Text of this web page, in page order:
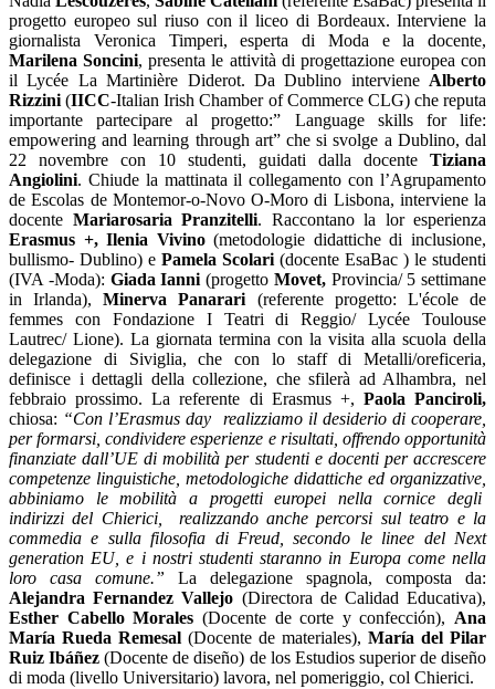
progetto europeo sul riuso con il liceo di Bordeaux. Interviene la
giornalista Veronica Timperi, esperta di Moda e la docente,
Marilena Soncini, presenta le attività di progettazione europea con
il Lycée La Martinière Diderot. Da Dublino interviene Alberto
Rizzini (IICC-Italian Irish Chamber of Commerce CLG) che reputa
importante partecipare al progetto:” Language skills for life:
empowering and learning through art” che si svolge a Dublino, dal
22 novembre con 10 studenti, guidati dalla docente Tiziana
Angiolini. Chiude la mattinata il collegamento con l’Agrupamento
de Escolas de Montemor-o-Novo O-Moro di Lisbona, interviene la
docente Mariarosaria Pranzitelli. Raccontano la lor esperienza
Erasmus +,Ilenia Vivino(metodologie didattiche di inclusione,
bullismo- Dublino) e Pamela Scolari (docente EsaBac ) le studenti
(IVA -Moda): Giada Ianni (progetto Movet, Provincia/ 5 settimane
in Irlanda),Minerva Panarari (referente progetto: L'école de
femmes con Fondazione I Teatri di Reggio/ Lycée Toulouse
Lautrec/ Lione). La giornata termina con la visita alla scuola della
delegazione di Siviglia, che con lo staff di Metalli/oreficeria,
definisce i dettagli della collezione, che sfilerà ad Alhambra, nel
febbraio prossimo. La referente di Erasmus +, Paola Panciroli,
chiosa: “Con l’Erasmus day realizziamo il desiderio di cooperare,
per formarsi, condividere esperienze e risultati, offrendo opportunità
finanziate dall’UE di mobilità per studenti e docenti per accrescere
competenze linguistiche, metodologiche didattiche ed organizzative,
abbiniamo le mobilità a progetti europei nella cornice degli
indirizzi del Chierici, realizzando anche percorsi sul teatro e la
commedia e sulla filosofia di Freud, secondo le linee del Next
generation EU, e i nostri studenti staranno in Europa come nella
loro casa comune.” La delegazione spagnola, composta da:
Alejandra Fernandez Vallejo (Directora de Calidad Educativa),
Esther Cabello Morales (Docente de corte y confección), Ana
María Rueda Remesal (Docente de materiales), María del Pilar
Ruiz Ibáñez(Docente de diseño) de los Estudios superior de diseño
di moda (livello Universitario) lavora, nel pomeriggio, col Chierici.